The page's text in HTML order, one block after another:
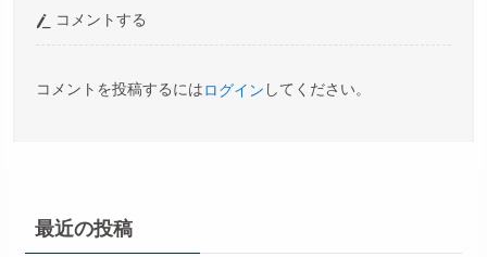
コメントする
コメントを投稿するにはログイン してください。
最近の投稿